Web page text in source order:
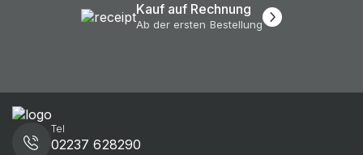
Kauf auf Rechnung
Ab der ersten Bestellung
Tel
02237 628290